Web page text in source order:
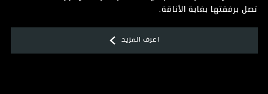
تصل برفقتها بغاية الأناقة.
اعرف المزيد